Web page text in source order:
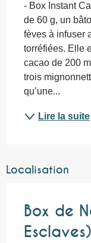
- Box Instant
de 60 g, un
fèves à infuser
torréfiées. Elle
cacao de 200
trois
qu’une...
Lire la suite
Localisation
Box de
Esclaves)